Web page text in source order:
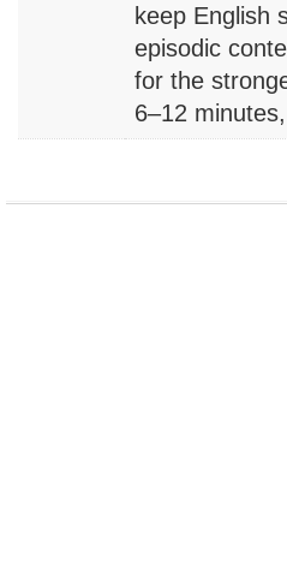
keep English
episodic
for the
6–12